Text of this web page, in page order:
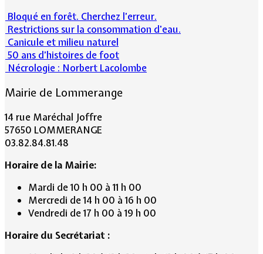
Bloqué en forêt. Cherchez l’erreur.
Restrictions sur la consommation d'eau.
Canicule et milieu naturel
50 ans d’histoires de foot
Nécrologie : Norbert Lacolombe
Mairie de Lommerange
14 rue Maréchal Joffre
57650 LOMMERANGE
03.82.84.81.48
Horaire de la Mairie:
Mardi de 10 h 00 à 11 h 00
Mercredi de 14 h 00 à 16 h 00
Vendredi de 17 h 00 à 19 h 00
Horaire du Secrétariat :